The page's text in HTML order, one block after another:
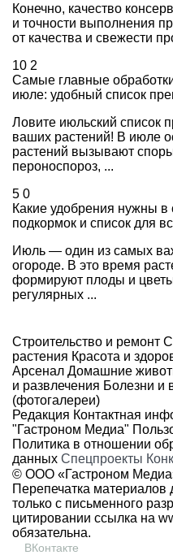
Конечно, качество
и точности выполнения
от качества и свежести
10 2
Самые главные
июле: удобный список
Ловите июльский список
ваших растений! В июле
растений вызывают
пероноспороз, ...
5 0
Какие удобрения нужны в
подкормок и список для
Июль — один из самых
огороде. В это время
формируют плоды и
регулярных ...
Строительство и ремонт
растения Красота и
Арсенал Домашние
и развлечения Болезни и
(фотогалереи)
Редакция Контактная
"Гастроном Медиа"
Политика в отношении
данных Спецпроекты
© ООО «Гастроном
Перепечатка материалов
только с письменного
цитировании ссылка на
обязательна.
ВКонтакте